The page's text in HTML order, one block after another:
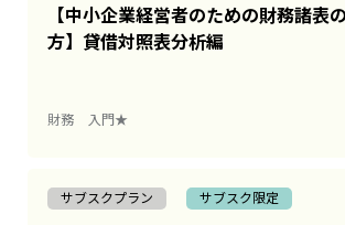
【中小企業経営者のための財務諸表
方】貸借対照表分析編
財務 入門★
サブスクプラン サブスク限定